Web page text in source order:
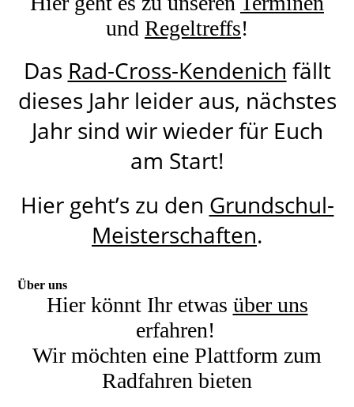
und Regeltreffs!
Das Rad-Cross-Kendenich fällt
dieses Jahr leider aus, nächstes
Jahr sind wir wieder für Euch
am Start!
Hier geht’s zu den Grundschul-
Meisterschaften.
Über uns
Hier könnt Ihr etwas über uns
erfahren!
Wir möchten eine Plattform zum
Radfahren bieten